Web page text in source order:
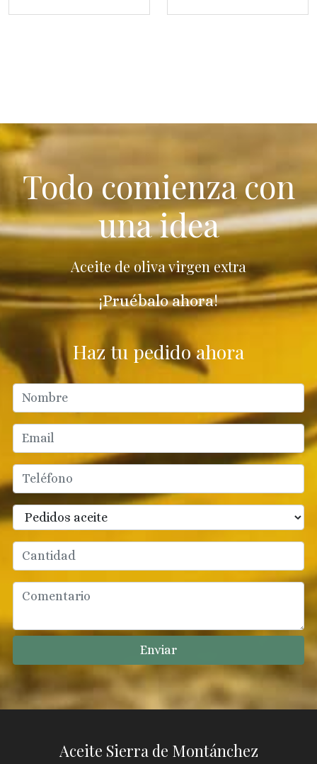
Todo comienza con
una idea
Aceite de oliva virgen extra
¡Pruébalo ahora!
Haz tu pedido ahora
Enviar
Aceite Sierra de Montánchez